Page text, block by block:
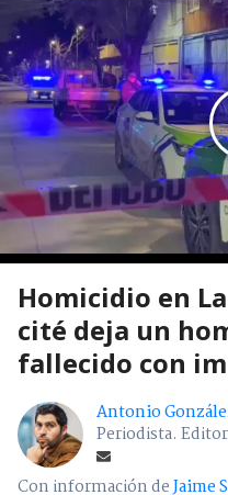
Homicidio en
cité deja un
fallecido con
Antonio
Periodista.
Con información deJaime